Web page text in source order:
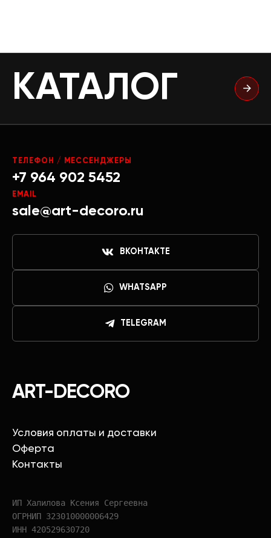
КАТАЛОГ
ART-DECORO
Условия оплаты и доставки
Оферта
Контакты
ИП Халилова Ксения Сергеевна
ОГРНИП 323010000006429
ИНН 420529630720
ТЕЛЕФОН / МЕССЕНДЖЕРЫ
+7 964 902 5452
EMAIL
sale@art-decoro.ru
ВКОНТАКТЕ
WHATSAPP
TELEGRAM